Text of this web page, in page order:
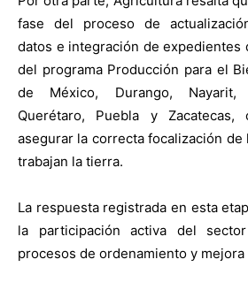
fase del proceso de
datos e integración de expedientes
del programa Producción para el
de México, Durango, Nayarit,
Querétaro, Puebla y
asegurar la correcta focalización de
trabajan la tierra.
La respuesta registrada en esta
la participación activa del
procesos de ordenamiento y mejora